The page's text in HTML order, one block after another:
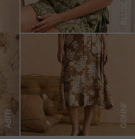
ABITI
BLUSE
GONNE